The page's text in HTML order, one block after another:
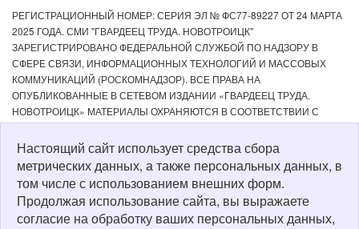
РЕГИСТРАЦИОННЫЙ НОМЕР: СЕРИЯ ЭЛ № ФС77-89227 ОТ 24 МАРТА
2025 ГОДА. СМИ "ГВАРДЕЕЦ ТРУДА. НОВОТРОИЦК"
ЗАРЕГИСТРИРОВАНО ФЕДЕРАЛЬНОЙ СЛУЖБОЙ ПО НАДЗОРУ В
СФЕРЕ СВЯЗИ, ИНФОРМАЦИОННЫХ ТЕХНОЛОГИЙ И МАССОВЫХ
КОММУНИКАЦИЙ (РОСКОМНАДЗОР). ВСЕ ПРАВА НА
ОПУБЛИКОВАННЫЕ В СЕТЕВОМ ИЗДАНИИ «ГВАРДЕЕЦ ТРУДА.
НОВОТРОИЦК» МАТЕРИАЛЫ ОХРАНЯЮТСЯ В СООТВЕТСТВИИ С
ЗАКОНОДАТЕЛЬСТВОМ РФ. ЛЮБОЕ ИСПОЛЬЗОВАНИЕ МАТЕРИАЛОВ
ДОПУСКАЕТСЯ ТОЛЬКО ПО СОГЛАСОВАНИЮ С РЕДАКЦИЕЙ С
ОБЯЗАТЕЛЬНОЙ АКТИВНОЙ ССЫЛКОЙ НА ИСТОЧНИК. РЕДАКЦИЯ НЕ
НЕСЕТ ОТВЕТСТВЕННОСТИ ЗА ДОСТОВЕРНОСТЬ РЕКЛАМНЫХ
МАТЕРИАЛОВ, РАЗМЕЩЕННЫХ В СЕТЕВОМ ИЗДАНИИ «ГВАРДЕЕЦ
ТРУДА. НОВОТРОИЦК», А ТАКЖЕ ЗА СОДЕРЖАНИЕ ВЕБ-САЙТОВ, НА
КОТОРЫЕ ДАНЫ ГИПЕРССЫЛКИ. ДЛЯ ДЕТЕЙ СТАРШЕ 16 ЛЕТ.
Настоящий сайт использует средства сбора
метрических данных, а также персональных данных, в
том числе с использованием внешних форм.
Продолжая использование сайта, вы выражаете
согласие на обработку ваших персональных данных,